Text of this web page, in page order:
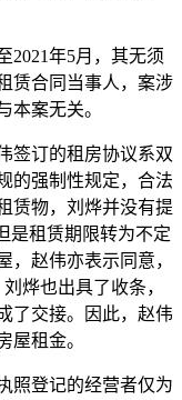
2021年5月，其无须
赁合同当事人，案涉
本案无关。
签订的租房协议系双
的强制性规定，合法
赁物，刘烨并没有提
是租赁期限转为不定
，赵伟亦表示同意，
烨也出具了收条，
了交接。因此，赵伟
屋租金。
照登记的经营者仅为